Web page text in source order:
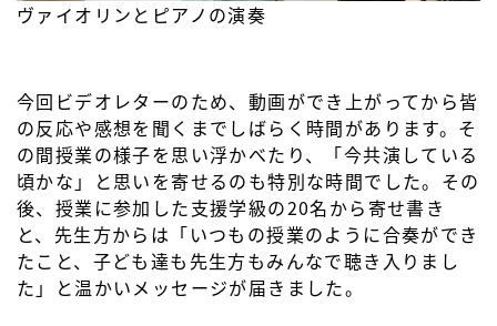
ヴァイオリンとピアノの演奏
今回ビデオレターのため、動画ができ上がってから皆
の反応や感想を聞くまでしばらく時間があります。そ
の間授業の様子を思い浮かべたり、「今共演している
頃かな」と思いを寄せるのも特別な時間でした。その
後、授業に参加した支援学級の20名から寄せ書き
と、先生方からは「いつもの授業のように合奏ができ
たこと、子ども達も先生方もみんなで聴き入りまし
た」と温かいメッセージが届きました。